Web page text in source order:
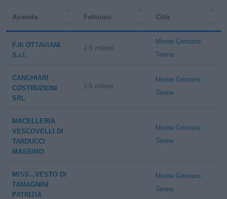
Azienda Fatturato Città
F.lli OTTAVIANI
S.r.l.
2-5 milioni
Monte Grimano
Terme
CANGHIARI
COSTRUZIONI
SRL
2-5 milioni
Monte Grimano
Terme
MACELLERIA
VESCOVELLI DI
TARDUCCI
MASSIMO
Monte Grimano
Terme
MISS...VESTO DI
TAMAGNINI
PATRIZIA
Monte Grimano
Terme